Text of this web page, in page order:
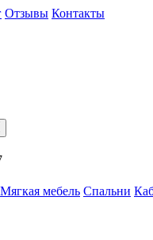
Отзывы Контакты
Мягкая мебель Спальни